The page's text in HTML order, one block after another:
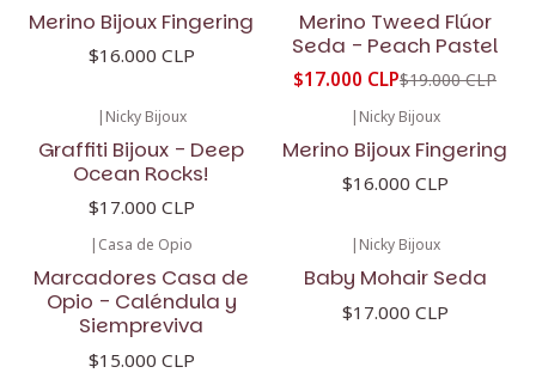
Merino Bijoux Fingering
$16.000 CLP
Merino Tweed Flúor
Seda - Peach Pastel
$17.000 CLP$19.000 CLP
| Nicky Bijoux
Graffiti Bijoux - Deep
Ocean Rocks!
$17.000 CLP
| Nicky Bijoux
Merino Bijoux Fingering
$16.000 CLP
| Casa de Opio
Marcadores Casa de
Opio - Caléndula y
Siempreviva
$15.000 CLP
| Nicky Bijoux
Baby Mohair Seda
$17.000 CLP